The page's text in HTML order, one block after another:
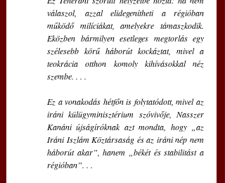
válaszol, azzal elidegenítheti a régióban
működő milíciákat, amelyekre támaszkodik.
Eközben bármilyen esetleges megtorlás egy
szélesebb körű háborút kockáztat, mivel a
teokrácia otthon komoly kihívásokkal néz
szembe. . . .
Ez a vonakodás hétfőn is folytatódott, mivel az
iráni külügyminisztérium szóvivője, Nasszer
Kanáni újságíróknak azt mondta, hogy „az
Iráni Iszlám Köztársaság és az iráni nép nem
háborút akar”, hanem „békét és stabilitást a
régióban”. . .